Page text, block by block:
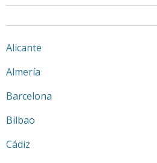
Alicante
Almería
Barcelona
Bilbao
Cádiz